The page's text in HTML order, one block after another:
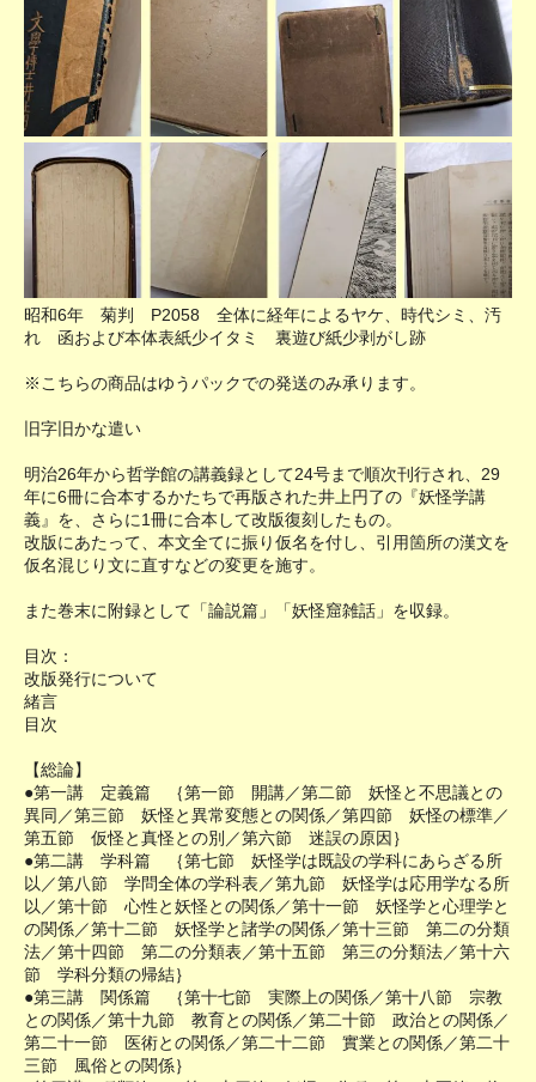
昭和6年 菊判 P2058 全体に経年によるヤケ、時代シミ、汚
れ 函および本体表紙少イタミ 裏遊び紙少剥がし跡
※こちらの商品はゆうパックでの発送のみ承ります。
旧字旧かな遣い
明治26年から哲学館の講義録として24号まで順次刊行され、29
年に6冊に合本するかたちで再版された井上円了の『妖怪学講
義』を、さらに1冊に合本して改版復刻したもの。
改版にあたって、本文全てに振り仮名を付し、引用箇所の漢文を
仮名混じり文に直すなどの変更を施す。
また巻末に附録として「論説篇」「妖怪窟雑話」を収録。
目次：
改版発行について
緒言
目次
【総論】
●第一講 定義篇 ｛第一節 開講／第二節 妖怪と不思議との
異同／第三節 妖怪と異常変態との関係／第四節 妖怪の標準／
第五節 仮怪と真怪との別／第六節 迷誤の原因｝
●第二講 学科篇 ｛第七節 妖怪学は既設の学科にあらざる所
以／第八節 学問全体の学科表／第九節 妖怪学は応用学なる所
以／第十節 心性と妖怪との関係／第十一節 妖怪学と心理学と
の関係／第十二節 妖怪学と諸学の関係／第十三節 第二の分類
法／第十四節 第二の分類表／第十五節 第三の分類法／第十六
節 学科分類の帰結｝
●第三講 関係篇 ｛第十七節 実際上の関係／第十八節 宗教
との関係／第十九節 教育との関係／第二十節 政治との関係／
第二十一節 医術との関係／第二十二節 實業との関係／第二十
三節 風俗との関係｝